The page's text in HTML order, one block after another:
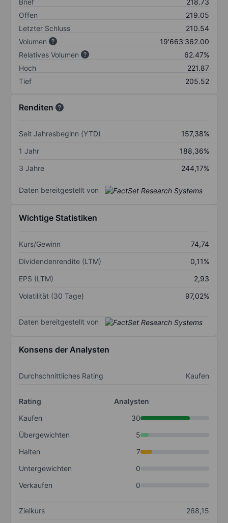
Brief
218.73
Offen
219.05
Letzter Schluss
210.54
Volumen
19'663'362.00
Relatives Volumen
62.47%
Hoch
221.87
Tief
205.52
Renditen
Seit Jahresbeginn (YTD)
157,38%
1 Jahr
188,36%
3 Jahre
244,17%
Daten bereitgestellt von
Wichtige Statistiken
Kurs/Gewinn
74,74
Dividendenrendite (LTM)
0,11%
EPS (LTM)
2,93
Volatilität (30 Tage)
97,02%
Daten bereitgestellt von
Konsens der Analysten
Durchschnittliches Rating Kaufen
Rating
Analysten
Kaufen
30
Übergewichten
5
Halten
7
Untergewichten
0
Verkaufen
0
Zielkurs
268,15